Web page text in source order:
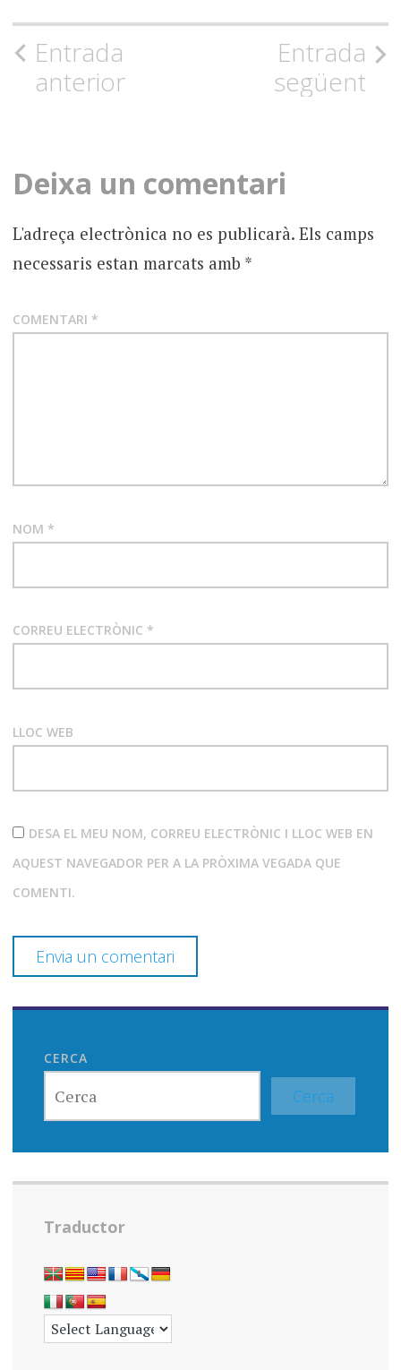
Navegació
per
Entrada
anterior
Entrada
següent
Deixa un comentari
L'adreça electrònica no es publicarà. Els camps
necessaris estan marcats amb *
COMENTARI *
NOM *
CORREU ELECTRÒNIC *
LLOC WEB
DESA EL MEU NOM, CORREU ELECTRÒNIC I LLOC WEB EN
AQUEST NAVEGADOR PER A LA PRÒXIMA VEGADA QUE
COMENTI.
CERCA
Cerca
Traductor